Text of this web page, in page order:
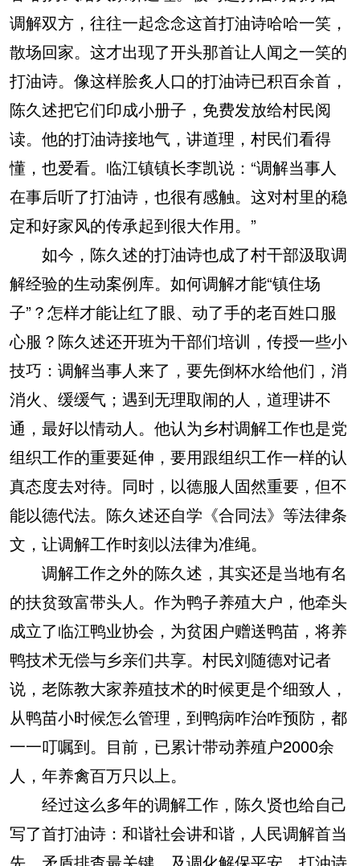
调解双方，往往一起念念这首打油诗哈哈一笑，
散场回家。这才出现了开头那首让人闻之一笑的
打油诗。像这样脍炙人口的打油诗已积百余首，
陈久述把它们印成小册子，免费发放给村民阅
读。他的打油诗接地气，讲道理，村民们看得
懂，也爱看。临江镇镇长李凯说：“调解当事人
在事后听了打油诗，也很有感触。这对村里的稳
定和好家风的传承起到很大作用。”
如今，陈久述的打油诗也成了村干部汲取调
解经验的生动案例库。如何调解才能“镇住场
子”？怎样才能让红了眼、动了手的老百姓口服
心服？陈久述还开班为干部们培训，传授一些小
技巧：调解当事人来了，要先倒杯水给他们，消
消火、缓缓气；遇到无理取闹的人，道理讲不
通，最好以情动人。他认为乡村调解工作也是党
组织工作的重要延伸，要用跟组织工作一样的认
真态度去对待。同时，以德服人固然重要，但不
能以德代法。陈久述还自学《合同法》等法律条
文，让调解工作时刻以法律为准绳。
调解工作之外的陈久述，其实还是当地有名
的扶贫致富带头人。作为鸭子养殖大户，他牵头
成立了临江鸭业协会，为贫困户赠送鸭苗，将养
鸭技术无偿与乡亲们共享。村民刘随德对记者
说，老陈教大家养殖技术的时候更是个细致人，
从鸭苗小时候怎么管理，到鸭病咋治咋预防，都
一一叮嘱到。目前，已累计带动养殖户2000余
人，年养禽百万只以上。
经过这么多年的调解工作，陈久贤也给自己
写了首打油诗：和谐社会讲和谐，人民调解首当